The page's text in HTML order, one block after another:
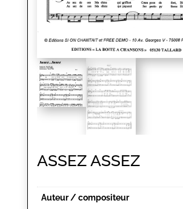
ASSEZ ASSEZ
Auteur / compositeur